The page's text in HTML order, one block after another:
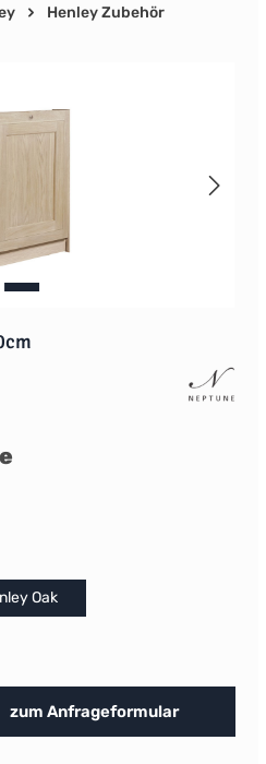
Henley Zubehör
Oak
Anzahl: Gib den
zum Anfrageformular